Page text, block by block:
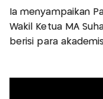
Ia menyampaikan
Wakil Ketua MA
berisi para